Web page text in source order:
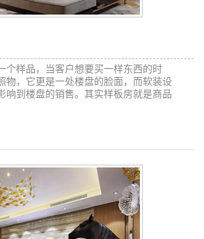
个样品，当客户想要买一样东西的时
物，它更是一处楼盘的脸面，而软装设
响到楼盘的销售。其实样板房就是商品